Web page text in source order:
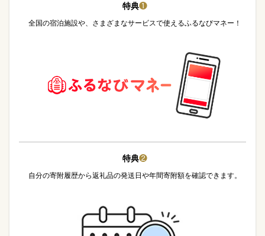
特典❶
全国の宿泊施設や、さまざまなサービスで使えるふるなびマネー！
特典❷
自分の寄附履歴から返礼品の発送日や年間寄附額を確認できます。